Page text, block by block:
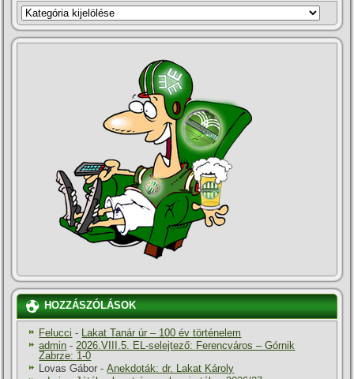
KATEGÓRIÁK
HOZZÁSZÓLÁSOK
Felucci -
Lakat Tanár úr – 100 év történelem
admin - 2026.VIII.5. EL-selejtező: Ferencváros – Górnik
Zabrze: 1-0
Lovas Gábor -Anekdoták: dr. Lakat Károly